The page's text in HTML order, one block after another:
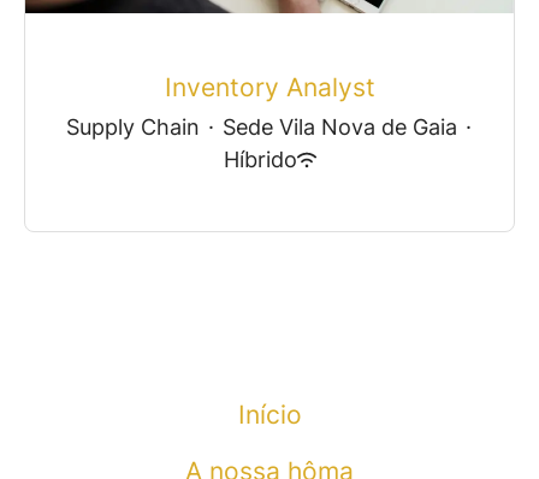
Inventory Analyst
Supply Chain · Sede Vila Nova de Gaia ·
Híbrido
Início
A nossa hôma